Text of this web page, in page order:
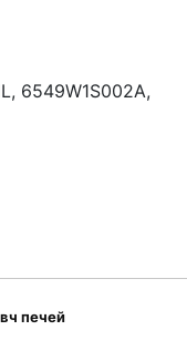
6549W1S002A,
печей